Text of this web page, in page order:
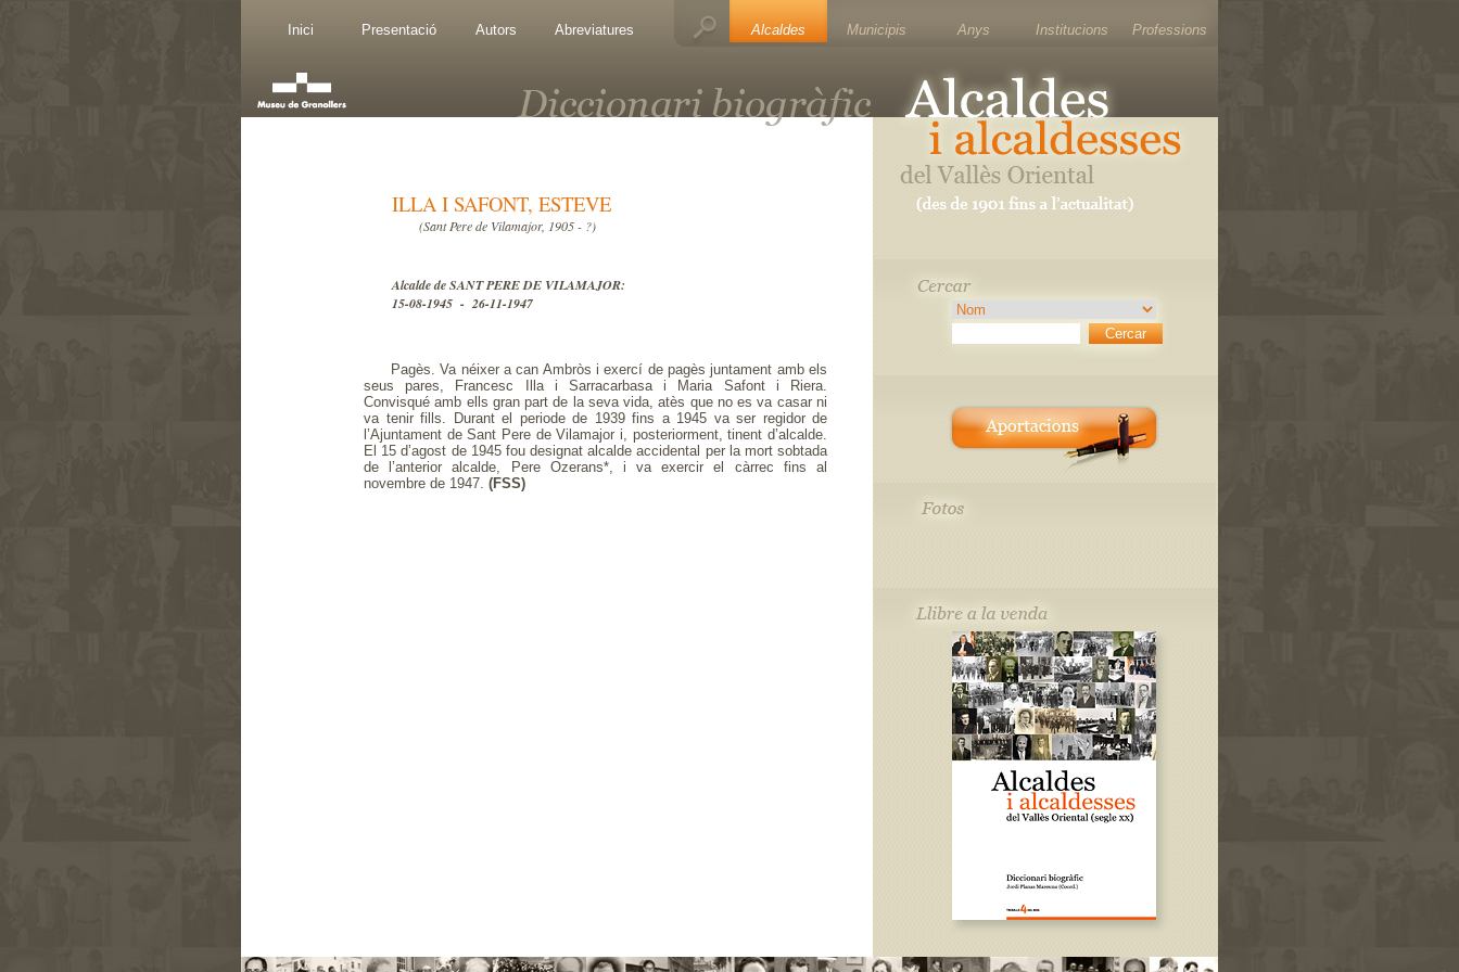
Inici Presentació Autors Abreviatures Professions
Institucions
Anys
Municipis
Alcaldes
ILLA I SAFONT, ESTEVE
(Sant Pere de Vilamajor, 1905 - ?)
Alcalde de SANT PERE DE VILAMAJOR:
15-08-1945 - 26-11-1947
Pagès. Va néixer a can Ambròs i exercí de pagès juntament amb els
seus pares, Francesc Illa i Sarracarbasa i Maria Safont i Riera.
Convisqué amb ells gran part de la seva vida, atès que no es va casar ni
va tenir fills. Durant el periode de 1939 fins a 1945 va ser regidor de
l’Ajuntament de Sant Pere de Vilamajor i, posteriorment, tinent d’alcalde.
El 15 d’agost de 1945 fou designat alcalde accidental per la mort sobtada
de l’anterior alcalde, Pere Ozerans*, i va exercir el càrrec fins al
novembre de 1947. (FSS)